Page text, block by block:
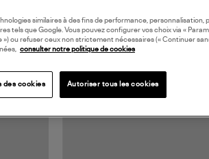
similaires à des fins de performance, personnalisation,
tels que Google. Vous pouvez configurer vos choix via «
») ou refuser ceux non strictement nécessaires (« Continuer
consulter notre politique de cookies
des cookies Autoriser tous les cookies